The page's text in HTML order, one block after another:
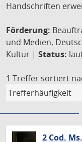
Handschriften
Förderung:
und Medien,
Kultur | Status:
1 Treffer sortiert
2 Cod.